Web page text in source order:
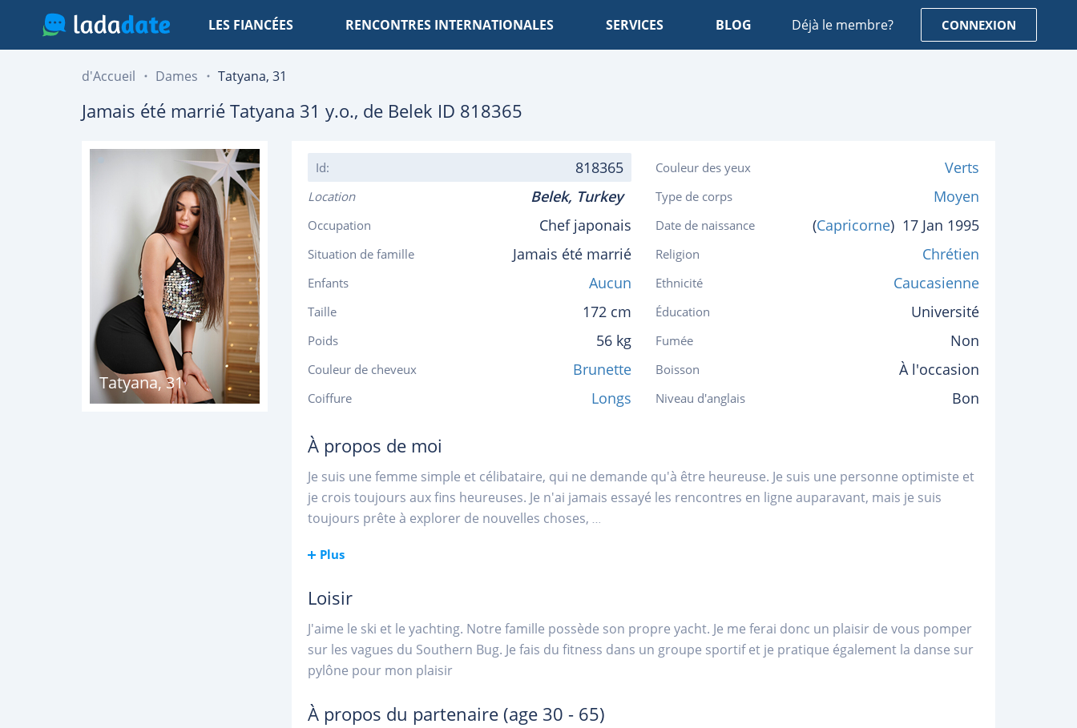
LES FIANCÉES RENCONTRES INTERNATIONALES SERVICES BLOG Déjà le membre? CONNEXION
d'Accueil Dames Tatyana, 31
Jamais été marrié Tatyana 31 y.o., de Belek ID 818365
Tatyana,31
Id: 818365
Location Belek, Turkey
Occupation Chef japonais
Situation de famille Jamais été marrié
Enfants Aucun
Taille 172 cm
Poids 56 kg
Couleur de cheveux Brunette
Coiffure Longs
Couleur des yeux Verts
Type de corps Moyen
Date de naissance (Capricorne) 17 Jan 1995
Religion Chrétien
Ethnicité Caucasienne
Éducation Université
Fumée Non
Boisson À l'occasion
Niveau d'anglais Bon
À propos de moi
Je suis une femme simple et célibataire, qui ne demande qu'à être heureuse. Je suis une personne optimiste et
je crois toujours aux fins heureuses. Je n'ai jamais essayé les rencontres en ligne auparavant, mais je suis
toujours prête à explorer de nouvelles choses, ...
Plus
Loisir
J'aime le ski et le yachting. Notre famille possède son propre yacht. Je me ferai donc un plaisir de vous pomper
sur les vagues du Southern Bug. Je fais du fitness dans un groupe sportif et je pratique également la danse sur
pylône pour mon plaisir
À propos du partenaire (age 30 - 65)